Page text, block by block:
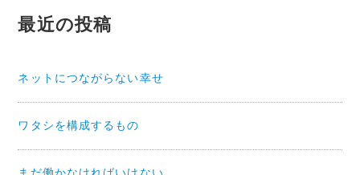
シ
ン
最近の投稿
ネットにつながらない幸せ
ワタシを構成するもの